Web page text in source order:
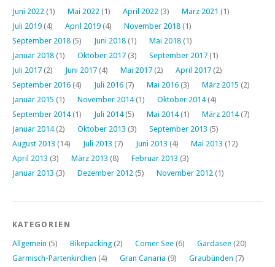
Juni 2022 (1) Mai 2022 (1) April 2022 (3) März 2021 (1)
Juli 2019 (4) April 2019 (4) November 2018 (1)
September 2018 (5) Juni 2018 (1) Mai 2018 (1)
Januar 2018 (1) Oktober 2017 (3) September 2017 (1)
Juli 2017 (2) Juni 2017 (4) Mai 2017 (2) April 2017 (2)
September 2016 (4) Juli 2016 (7) Mai 2016 (3) März 2015 (2)
Januar 2015 (1) November 2014(1) Oktober 2014(4)
September 2014(1) Juli 2014(5) Mai 2014(1) März 2014(7)
Januar 2014(2) Oktober 2013 (3) September 2013 (5)
August 2013 (14) Juli 2013 (7) Juni 2013 (4) Mai 2013 (12)
April 2013 (3) März 2013 (8) Februar 2013 (3)
Januar 2013 (3) Dezember 2012 (5) November 2012 (1)
KATEGORIEN
Allgemein (5) Bikepacking (2) Comer See (6) Gardasee (20)
Garmisch-Partenkirchen (4) Gran Canaria (9) Graubünden (7)